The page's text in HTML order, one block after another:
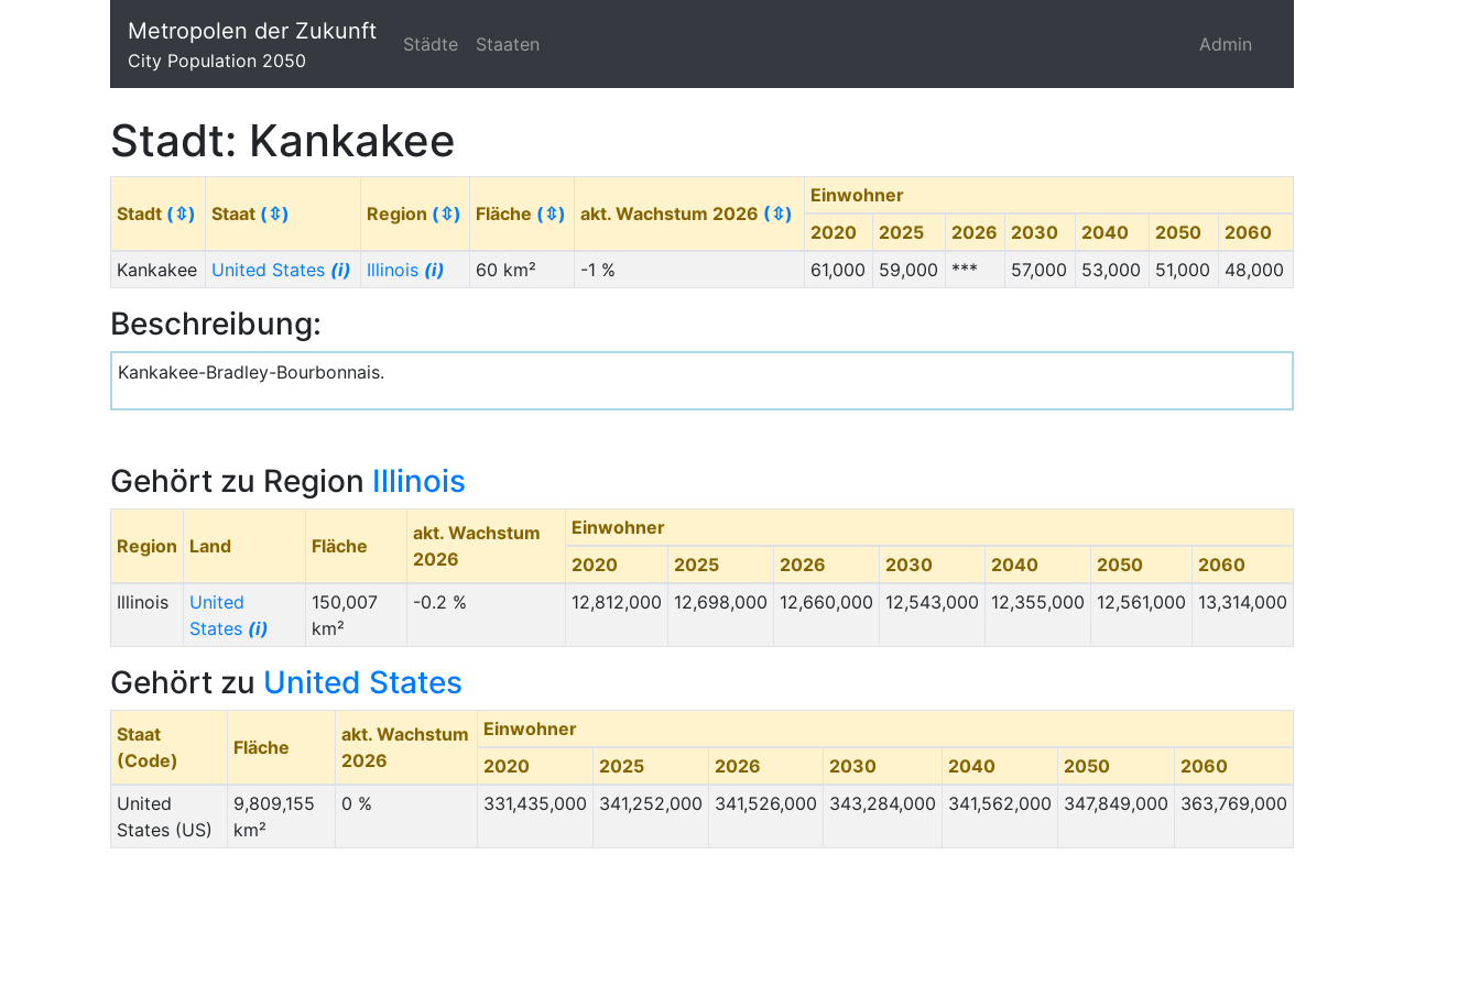
Metropolen der Zukunft
City Population 2050
Städte Staaten Admin
Stadt: Kankakee
Stadt (⇳) Staat (⇳) Region (⇳) Fläche (⇳) akt. Wachstum 2026 (⇳)
Einwohner
2020
2025 2026 2030 2040 2050
2060
Kankakee
United States (i) Illinois (i) 60 km² -1 % 61,000 59,000 *** 57,000 53,000 51,000 48,000
Beschreibung:
Kankakee-Bradley-Bourbonnais.
Gehört zu Region Illinois
Region Land Fläche
akt. Wachstum
2026
Einwohner
2020
2025 2026 2030 2040 2050
2060
Illinois
United
States (i)
150,007
km²
-0.2 % 12,812,000 12,698,000 12,660,000 12,543,000 12,355,000 12,561,000 13,314,000
Gehört zu United States
Staat
(Code)
Fläche
akt. Wachstum
2026
Einwohner
2020
2025 2026 2030 2040 2050
2060
United
States (US)
9,809,155
km²
0 % 331,435,000 341,252,000 341,526,000 343,284,000 341,562,000 347,849,000 363,769,000